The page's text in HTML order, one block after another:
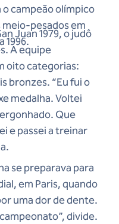
campeão olímpico
pesados em
1996.
Juan 1979, o judô
A equipe
oito categorias:
bronzes. “Eu fui o
medalha. Voltei
Que
e passei a treinar
se preparava para
em Paris, quando
uma dor de dente.
divide.